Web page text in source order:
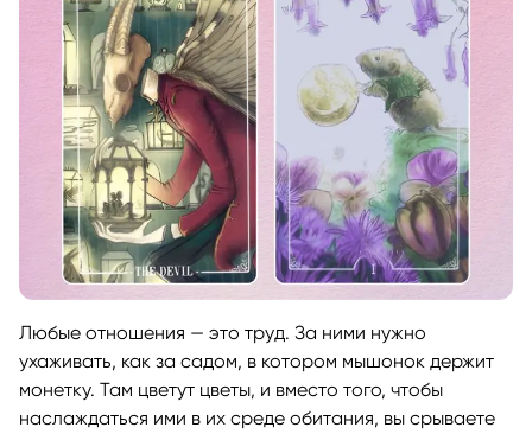
Любые отношения — это труд. За ними нужно
ухаживать, как за садом, в котором мышонок держит
монетку. Там цветут цветы, и вместо того, чтобы
наслаждаться ими в их среде обитания, вы срываете